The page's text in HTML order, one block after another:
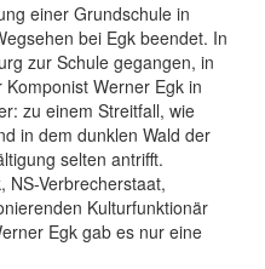
einer Grundschule in
bei Egk beendet. In
zur Schule gegangen, in
Werner Egk in
zu einem Streitfall, wie
in dem dunklen Wald der
selten antrifft.
NS-Verbrecherstaat,
Kulturfunktionär
Egk gab es nur eine